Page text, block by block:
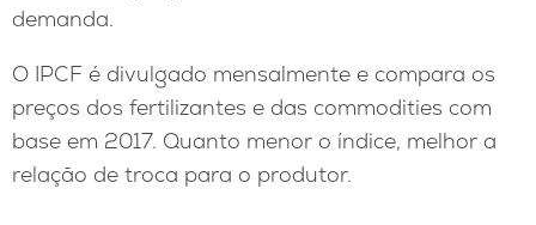
demanda.
O IPCF é divulgado mensalmente e compara os
preços dos fertilizantes e das commodities com
base em 2017. Quanto menor o índice, melhor a
relação de troca para o produtor.